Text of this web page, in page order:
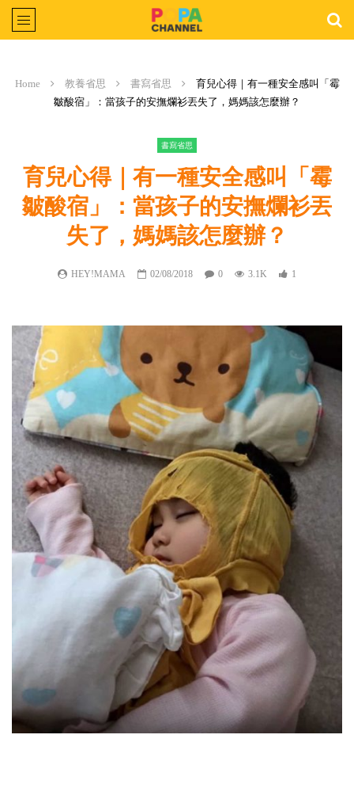
Home 教養省思 書寫省思
育兒心得｜有一種安全感叫「霉
皺酸宿」：當孩子的安撫爛衫丟失了，媽媽該怎麼辦？
書寫省思
育兒心得｜有一種安全感叫「霉
皺酸宿」：當孩子的安撫爛衫丟
失了，媽媽該怎麼辦？
HEY!MAMA 02/08/2018 0 3.1K 1